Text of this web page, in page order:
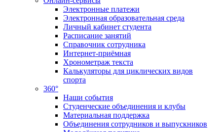
Электронные платежи
Электронная образовательная среда
Личный кабинет студента
Расписание занятий
Справочник сотрудника
Интернет-приёмная
Хронометраж текста
Калькуляторы для циклических видов
спорта
360°
Наши события
Студенческие объединения и клубы
Материальная поддержка
Объединения сотрудников и выпускников